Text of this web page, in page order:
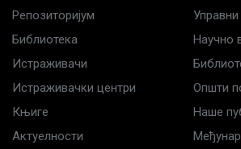
Репозиторијум
Библиотека
Истраживачи
Истраживачки центри
Књиге
Актуелности
Научно
Општи
Наше